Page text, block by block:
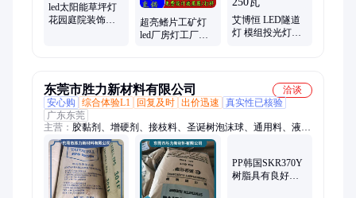
led太阳能草坪灯
花园庭院装饰地
超亮鳍片工矿灯
led厂房灯工厂车
艾博恒 LED隧道
灯 模组投光灯，
东莞市胜力新材料有限公司
洽谈
安心购
综合体验L1 回复及时 出价迅速
真实性已核验
广东东莞
主营： 胶黏剂、增硬剂、接枝料、圣诞树泡沫球、通用料、液体
橡胶、相容剂、pa尼龙粉、溶剂型TPU、透明Tpu
PP韩国SKR370Y
树脂具有良好的